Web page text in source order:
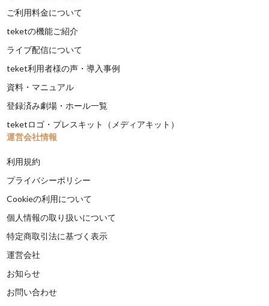
ご利用料金について
teketの機能ご紹介
ライブ配信について
teket利用者様の声・導入事例
資料・マニュアル
登録済み劇場・ホール一覧
teketロゴ・プレスキット（メディアキット）
運営会社情報
利用規約
プライバシーポリシー
Cookieの利用について
個人情報の取り扱いについて
特定商取引法に基づく表示
運営会社
お知らせ
お問い合わせ